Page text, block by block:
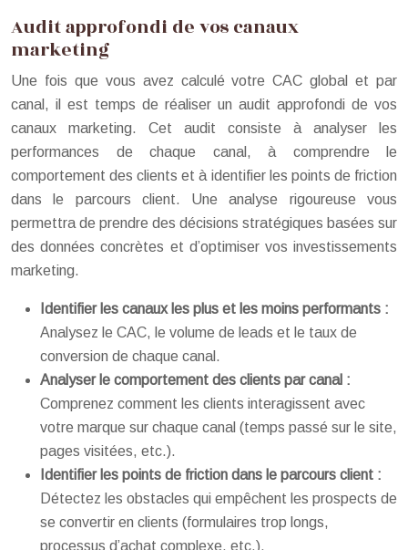
Audit approfondi de vos canaux
marketing
Une fois que vous avez calculé votre CAC global et par
canal, il est temps de réaliser un audit approfondi de vos
canaux marketing. Cet audit consiste à analyser les
performances de chaque canal, à comprendre le
comportement des clients et à identifier les points de friction
dans le parcours client. Une analyse rigoureuse vous
permettra de prendre des décisions stratégiques basées sur
des données concrètes et d’optimiser vos investissements
marketing.
Identifier les canaux les plus et les moins performants :
Analysez le CAC, le volume de leads et le taux de
conversion de chaque canal.
Analyser le comportement des clients par canal :
Comprenez comment les clients interagissent avec
votre marque sur chaque canal (temps passé sur le site,
pages visitées, etc.).
Identifier les points de friction dans le parcours client :
Détectez les obstacles qui empêchent les prospects de
se convertir en clients (formulaires trop longs,
processus d’achat complexe, etc.).